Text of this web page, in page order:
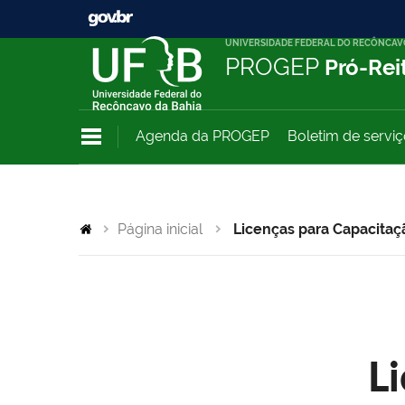
UNIVERSIDADE FEDERAL DO
PROGEP Pró-
Agenda da PROGEP Boletim de
Página inicial Licenças para